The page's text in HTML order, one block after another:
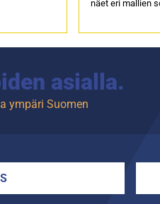
näet eri mallien
asialla.
ympäri Suomen